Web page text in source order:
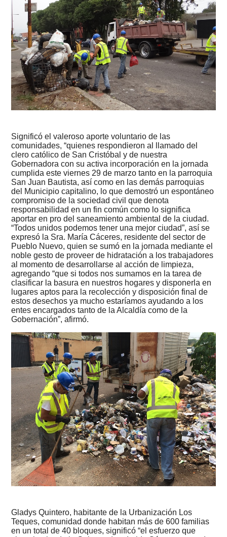
Significó el valeroso aporte voluntario de las
comunidades, “quienes respondieron al llamado del
clero católico de San Cristóbal y de nuestra
Gobernadora con su activa incorporación en la jornada
cumplida este viernes 29 de marzo tanto en la parroquia
San Juan Bautista, así como en las demás parroquias
del Municipio capitalino, lo que demostró un espontáneo
compromiso de la sociedad civil que denota
responsabilidad en un fin común como lo significa
aportar en pro del saneamiento ambiental de la ciudad.
“Todos unidos podemos tener una mejor ciudad”, así se
expresó la Sra. María Cáceres, residente del sector de
Pueblo Nuevo, quien se sumó en la jornada mediante el
noble gesto de proveer de hidratación a los trabajadores
al momento de desarrollarse al acción de limpieza,
agregando “que si todos nos sumamos en la tarea de
clasificar la basura en nuestros hogares y disponerla en
lugares aptos para la recolección y disposición final de
estos desechos ya mucho estaríamos ayudando a los
entes encargados tanto de la Alcaldía como de la
Gobernación”, afirmó.
Gladys Quintero, habitante de la Urbanización Los
Teques, comunidad donde habitan más de 600 familias
en un total de 40 bloques, significó “el esfuerzo que